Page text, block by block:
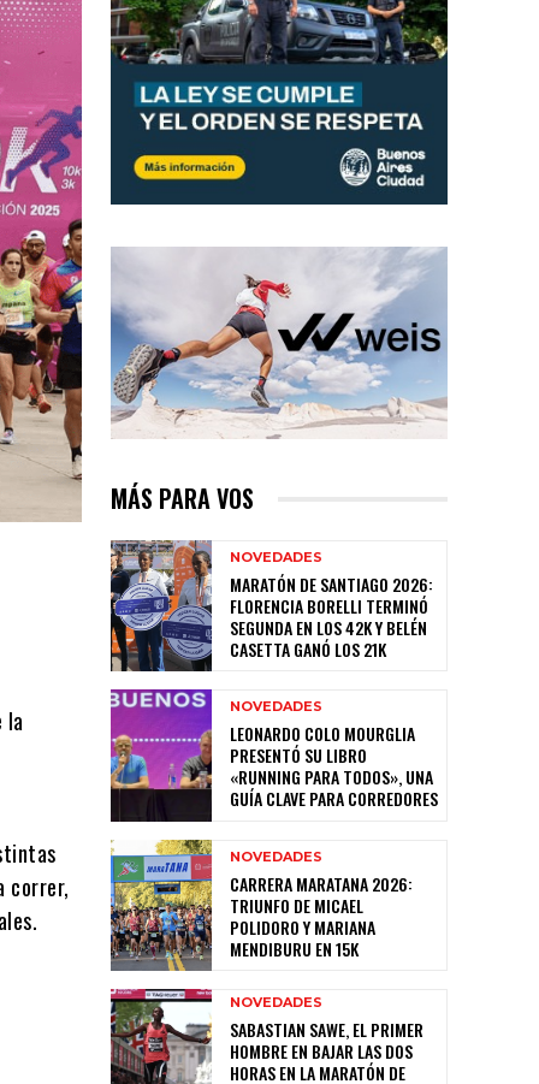
la
correr,
MÁS PARA VOS
NOVEDADES
MARATÓN DE SANTIAGO 2026:
FLORENCIA BORELLI TERMINÓ
SEGUNDA EN LOS 42K Y BELÉN
CASETTA GANÓ LOS 21K
NOVEDADES
LEONARDO COLO MOURGLIA
PRESENTÓ SU LIBRO
«RUNNING PARA TODOS», UNA
GUÍA CLAVE PARA CORREDORES
NOVEDADES
CARRERA MARATANA 2026:
TRIUNFO DE MICAEL
POLIDORO Y MARIANA
MENDIBURU EN 15K
NOVEDADES
SABASTIAN SAWE, EL PRIMER
HOMBRE EN BAJAR LAS DOS
HORAS EN LA MARATÓN DE